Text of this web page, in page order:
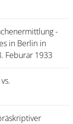
-
in Berlin in
Feburar 1933